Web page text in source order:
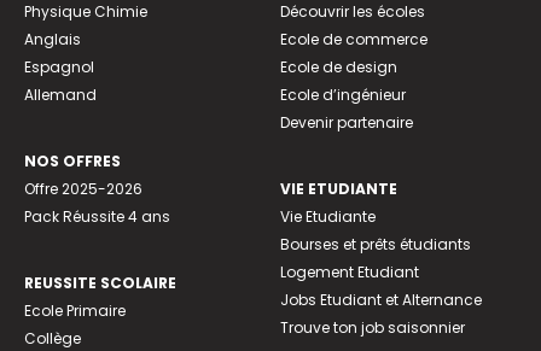
Physique Chimie
Anglais
Espagnol
Allemand
NOS OFFRES
Offre 2025-2026
Pack Réussite 4 ans
REUSSITE SCOLAIRE
Ecole Primaire
Collège
Découvrir les écoles
Ecole de commerce
Ecole de design
Ecole d’ingénieur
Devenir partenaire
VIE ETUDIANTE
Vie Etudiante
Bourses et prêts étudiants
Logement Etudiant
Jobs Etudiant et Alternance
Trouve ton job saisonnier